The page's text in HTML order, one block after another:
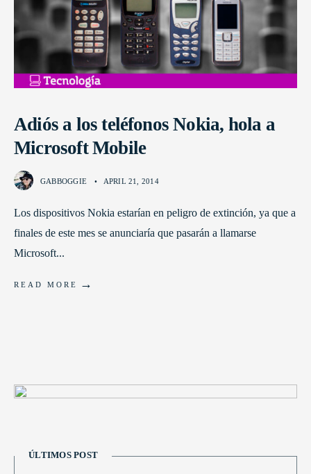
Adiós a los teléfonos Nokia, hola a
Microsoft Mobile
GABBOGGIE • APRIL 21, 2014
Los dispositivos Nokia estarían en peligro de extinción, ya que a
finales de este mes se anunciaría que pasarán a llamarse
Microsoft...
READ MORE →
ÚLTIMOS POST